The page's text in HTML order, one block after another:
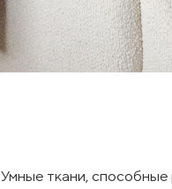
Умные ткани, способные